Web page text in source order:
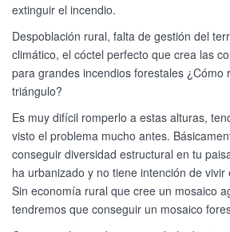
extinguir el incendio.
Despoblación rural, falta de gestión del
climático, el cóctel perfecto que crea las
para grandes incendios forestales ¿Cómo
triángulo?
Es muy difícil romperlo a estas alturas,
visto el problema mucho antes.
conseguir diversidad estructural en tu
ha urbanizado y no tiene intención de vivir
Sin economía rural que cree un mosaico
tendremos que conseguir un mosaico